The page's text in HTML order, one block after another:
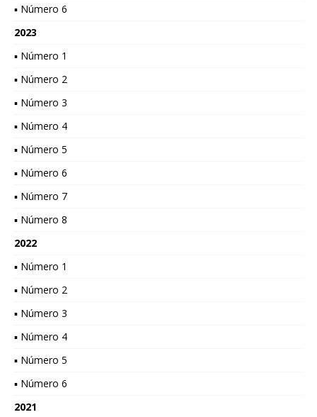
▪ Número 6
2023
▪ Número 1
▪ Número 2
▪ Número 3
▪ Número 4
▪ Número 5
▪ Número 6
▪ Número 7
▪ Número 8
2022
▪ Número 1
▪ Número 2
▪ Número 3
▪ Número 4
▪ Número 5
▪ Número 6
2021